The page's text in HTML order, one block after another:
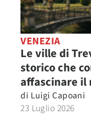
VENEZIA
Le ville di
storico che
affascinare
di Luigi Capoani
23 Luglio 2026